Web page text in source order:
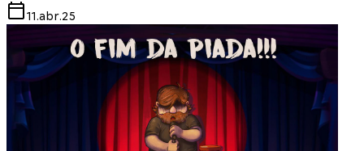
11.abr.25